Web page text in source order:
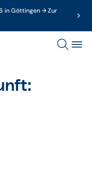
in Göttingen → Zur